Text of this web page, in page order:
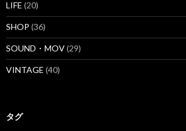
LIFE (20)
SHOP (36)
SOUND・MOV(29)
VINTAGE (40)
タグ